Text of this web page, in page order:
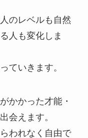
のレベルも自然
人も変化しま
ていきます。
かかった才能・
会えます。
われなく自由で